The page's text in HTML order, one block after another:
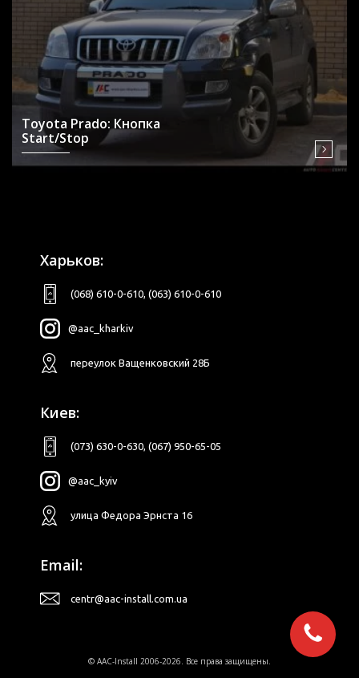
Toyota Prado: Кнопка
Start/Stop
Харьков:
(068) 610-0-610, (063) 610-0-610
@aac_kharkiv
переулок Ващенковский 28Б
Киев:
(073) 630-0-630, (067) 950-65-05
@aac_kyiv
улица Федора Эрнста 16
Email:
centr@aac-install.com.ua
© AAC-Install 2006-2026. Все права защищены.